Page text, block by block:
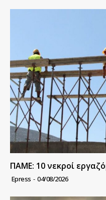
ΠΑΜΕ: 10 νεκροί
Epress - 04/08/2026